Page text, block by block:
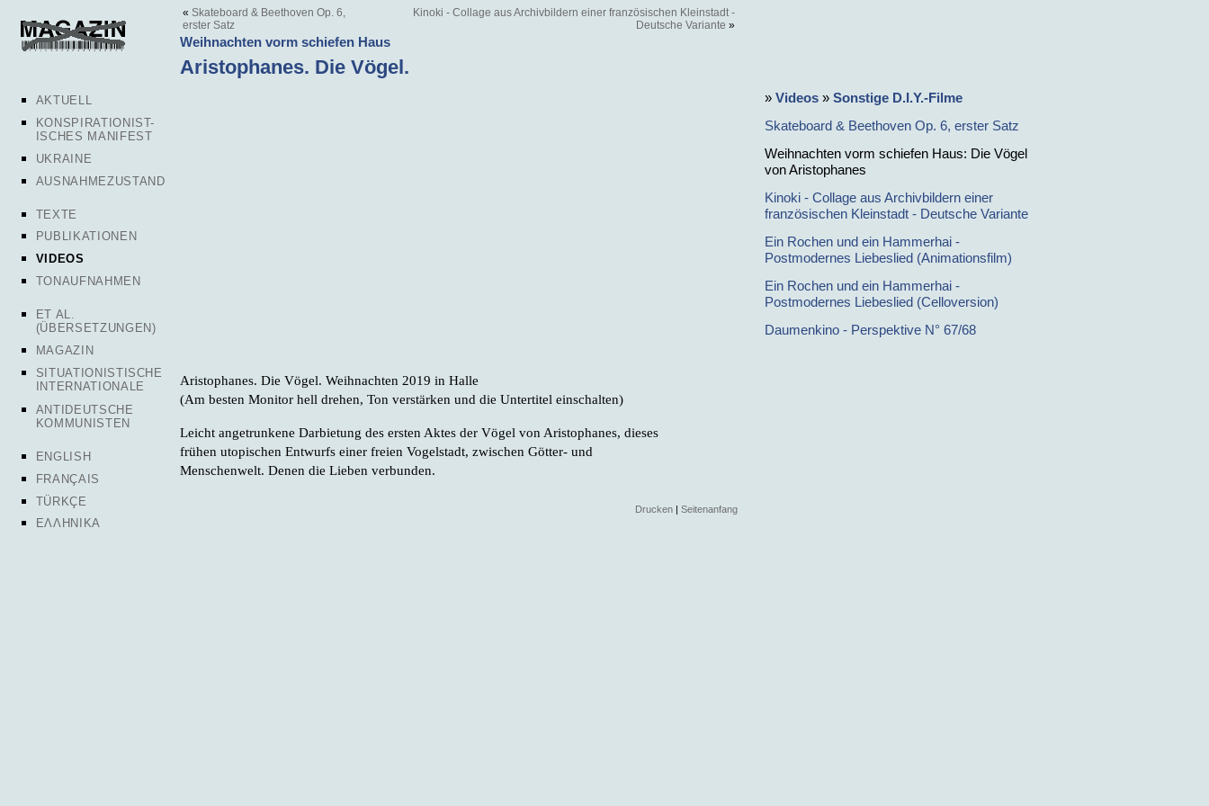
AKTUELL
KONSPIRATIONIST-
ISCHES MANIFEST
UKRAINE
AUSNAHMEZUSTAND
TEXTE
PUBLIKATIONEN
VIDEOS
TONAUFNAHMEN
ET AL.
(ÜBERSETZUNGEN)
MAGAZIN
SITUATIONISTISCHE
INTERNATIONALE
ANTIDEUTSCHE
KOMMUNISTEN
ENGLISH
FRANÇAIS
TÜRKÇE
ΕΛΛΗΝΙΚΑ
« Skateboard & Beethoven Op. 6,
erster Satz
Kinoki - Collage aus Archivbildern einer französischen Kleinstadt -
Deutsche Variante »
Weihnachten vorm schiefen Haus
Aristophanes. Die Vögel.
Aristophanes. Die Vögel. Weihnachten 2019 in Halle
(Am besten Monitor hell drehen, Ton verstärken und die Untertitel einschalten)
Leicht angetrunkene Darbietung des ersten Aktes der Vögel von Aristophanes, dieses
frühen utopischen Entwurfs einer freien Vogelstadt, zwischen Götter- und
Menschenwelt. Denen die Lieben verbunden.
Drucken | Seitenanfang
» Videos » Sonstige D.I.Y.-Filme
Skateboard & Beethoven Op. 6, erster Satz
Weihnachten vorm schiefen Haus: Die Vögel
von Aristophanes
Kinoki - Collage aus Archivbildern einer
französischen Kleinstadt - Deutsche Variante
Ein Rochen und ein Hammerhai -
Postmodernes Liebeslied (Animationsfilm)
Ein Rochen und ein Hammerhai -
Postmodernes Liebeslied (Celloversion)
Daumenkino - Perspektive N° 67/68